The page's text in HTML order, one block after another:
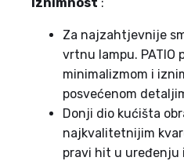
Za najzahtjevnije
vrtnu lampu. PATIO
minimalizmom i
posvećenom
Donji dio kućišta
najkvalitetnijim
pravi hit u uređenju